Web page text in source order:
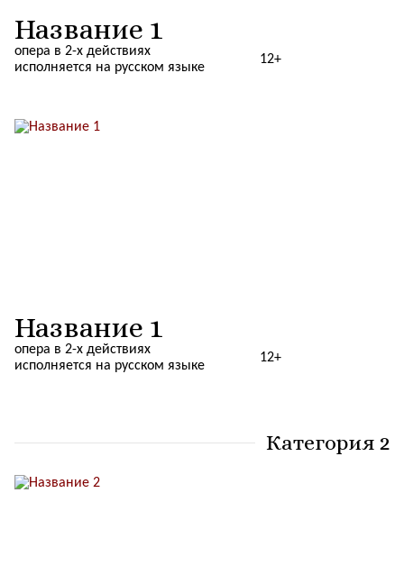
Название 1
опера в 2-х действиях
исполняется на русском языке
12+
Название 1
опера в 2-х действиях
исполняется на русском языке
12+
Категория 2